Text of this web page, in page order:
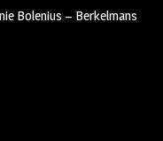
Bolenius – Berkelmans